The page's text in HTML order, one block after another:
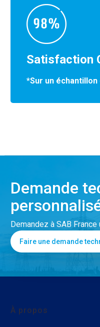
Satisfaction
*Sur un
Demande
Demandez à SAB
Faire une demande
À propos